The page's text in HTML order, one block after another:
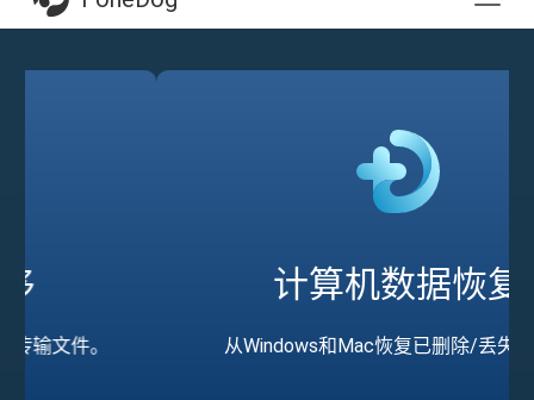
计算机数据恢复
从Windows和Mac恢复已删除/丢失的数据